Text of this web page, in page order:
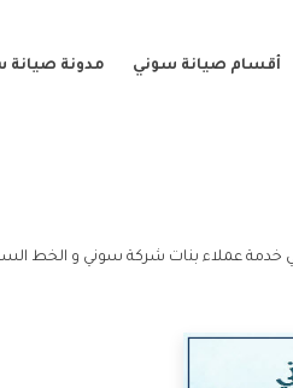
أقسام صيانة سوني مدونة صيانة
خدمة عملاء بنات شركة سوني و الخط